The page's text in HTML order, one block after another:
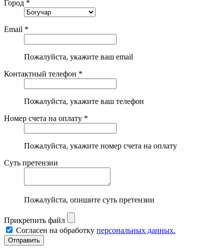
Город *
Email *
Пожалуйста, укажите ваш email
Контактный телефон *
Пожалуйста, укажите ваш телефон
Номер счета на оплату *
Пожалуйста, укажите номер счета на оплату
Суть претензии
Пожалуйста, опишите суть претензии
Прикрепить файл
Согласен на обработку персональных данных.